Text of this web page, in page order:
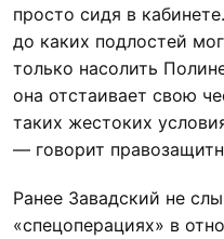
просто сидя в
до каких подлостей
только насолить
она отстаивает свою
таких жестоких
— говорит
Ранее Завадский не
«спецоперациях» в